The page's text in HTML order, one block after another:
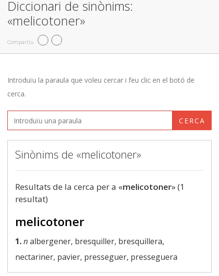
Diccionari de sinònims:
«melicotoner»
Compartiu
Introduïu la paraula que voleu cercar i feu clic en el botó de
cerca.
CERCA
Sinònims de «melicotoner»
Resultats de la cerca per a «melicotoner» (1
resultat)
melicotoner
1.nalbergener, bresquiller, bresquillera,
nectariner, pavier, presseguer, presseguera